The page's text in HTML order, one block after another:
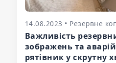
14.08.2023 • Резервне
Важливість
зображень та
рятівник у скрутну